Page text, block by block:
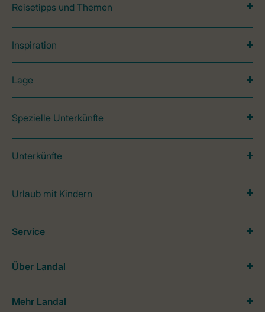
Reisetipps und Themen
Inspiration
Lage
Spezielle Unterkünfte
Unterkünfte
Urlaub mit Kindern
Service
Über Landal
Mehr Landal